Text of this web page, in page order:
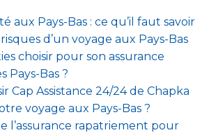
aux Pays-Bas : ce qu’il faut savoir
d’un voyage aux Pays-Bas
choisir pour son assurance
Pays-Bas ?
Cap Assistance 24/24 de Chapka
voyage aux Pays-Bas ?
l’assurance rapatriement pour